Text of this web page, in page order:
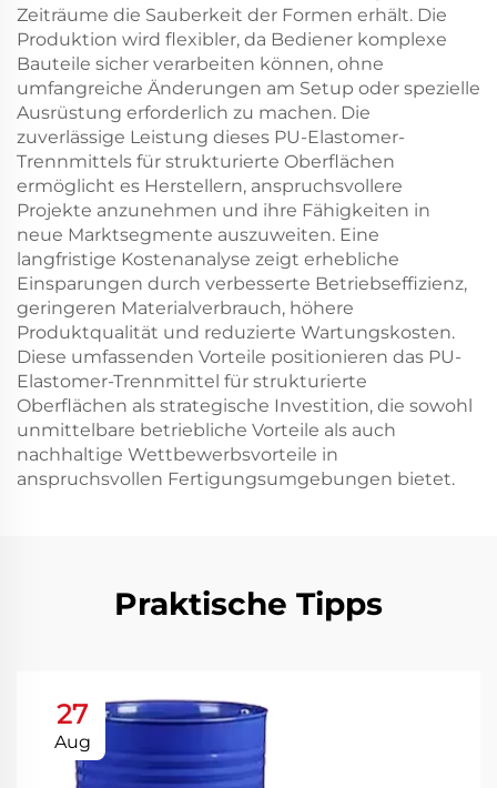
Zeiträume die Sauberkeit der Formen erhält. Die
Produktion wird flexibler, da Bediener komplexe
Bauteile sicher verarbeiten können, ohne
umfangreiche Änderungen am Setup oder spezielle
Ausrüstung erforderlich zu machen. Die
zuverlässige Leistung dieses PU-Elastomer-
Trennmittels für strukturierte Oberflächen
ermöglicht es Herstellern, anspruchsvollere
Projekte anzunehmen und ihre Fähigkeiten in
neue Marktsegmente auszuweiten. Eine
langfristige Kostenanalyse zeigt erhebliche
Einsparungen durch verbesserte Betriebseffizienz,
geringeren Materialverbrauch, höhere
Produktqualität und reduzierte Wartungskosten.
Diese umfassenden Vorteile positionieren das PU-
Elastomer-Trennmittel für strukturierte
Oberflächen als strategische Investition, die sowohl
unmittelbare betriebliche Vorteile als auch
nachhaltige Wettbewerbsvorteile in
anspruchsvollen Fertigungsumgebungen bietet.
Praktische Tipps
27
Aug